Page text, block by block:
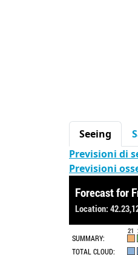
Seeing
Previsioni di
Previsioni